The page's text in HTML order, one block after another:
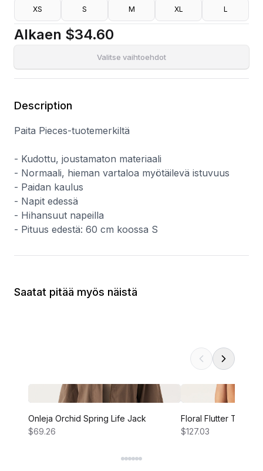
- Paidan kaulus
- Napit edessä
- Hihansuut napeilla
- Pituus edestä: 60 cm koossa S
XS S M XL L
Alkaen $34.60
Valitse vaihtoehdot
Description
Paita Pieces-tuotemerkiltä
- Kudottu, joustamaton materiaali
- Normaali, hieman vartaloa myötäilevä istuvuus
- Paidan kaulus
- Napit edessä
- Hihansuut napeilla
- Pituus edestä: 60 cm koossa S
Saatat pitää myös näistä
Onleja Orchid Spring Life Jack
$69.26
Floral Flutter Tiered
$127.03